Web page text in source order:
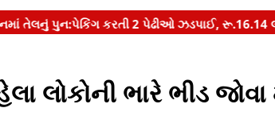
લોકોની ભારે ભીડ